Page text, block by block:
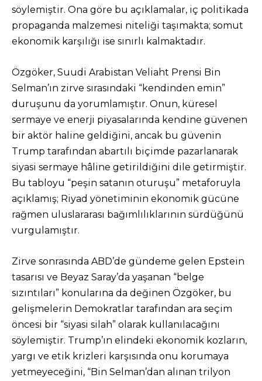
söylemiştir. Ona göre bu açıklamalar, iç politikada
propaganda malzemesi niteliği taşımakta; somut
ekonomik karşılığı ise sınırlı kalmaktadır.
Özgöker, Suudi Arabistan Veliaht Prensi Bin
Selman’ın zirve sırasındaki “kendinden emin”
duruşunu da yorumlamıştır. Onun, küresel
sermaye ve enerji piyasalarında kendine güvenen
bir aktör haline geldiğini, ancak bu güvenin
Trump tarafından abartılı biçimde pazarlanarak
siyasi sermaye hâline getirildiğini dile getirmiştir.
Bu tabloyu “peşin satanın oturuşu” metaforuyla
açıklamış; Riyad yönetiminin ekonomik gücüne
rağmen uluslararası bağımlılıklarının sürdüğünü
vurgulamıştır.
Zirve sonrasında ABD’de gündeme gelen Epstein
tasarısı ve Beyaz Saray’da yaşanan “belge
sızıntıları” konularına da değinen Özgöker, bu
gelişmelerin Demokratlar tarafından ara seçim
öncesi bir “siyasi silah” olarak kullanılacağını
söylemiştir. Trump’ın elindeki ekonomik kozların,
yargı ve etik krizleri karşısında onu korumaya
yetmeyeceğini, “Bin Selman’dan alınan trilyon